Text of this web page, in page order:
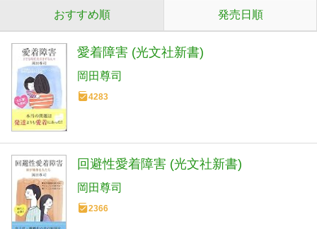
おすすめ順 発売日順
愛着障害 (光文社新書)
岡田尊司
4283
回避性愛着障害 (光文社新書)
岡田尊司
2366